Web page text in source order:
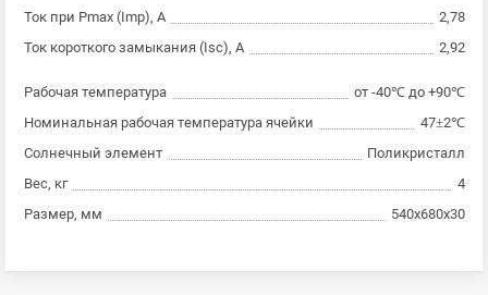
Ток при Pmax (Imp), А
2,78
Ток короткого замыкания (Isc), А
2,92
Рабочая температура
от -40℃ до +90℃
Номинальная рабочая температура ячейки
47±2℃
Солнечный элемент
Поликристалл
Вес, кг
4
Размер, мм
540х680х30